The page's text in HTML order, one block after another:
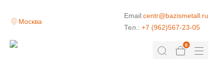
Москва
Email:centr@bazismetall.ru
Тел.: +7 (962)567-23-05
0